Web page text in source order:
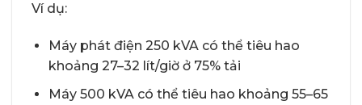
Ví dụ:
Máy phát điện 250 kVA có thể tiêu hao
khoảng 27–32 lít/giờ ở 75% tải
Máy 500 kVA có thể tiêu hao khoảng 55–65